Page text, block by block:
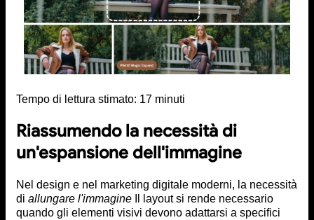
Tempo di lettura stimato: 17 minuti
Riassumendo la necessità di
un'espansione dell'immagine
Nel design e nel marketing digitale moderni, la necessità
di allungare l'immagine Il layout si rende necessario
quando gli elementi visivi devono adattarsi a specifici